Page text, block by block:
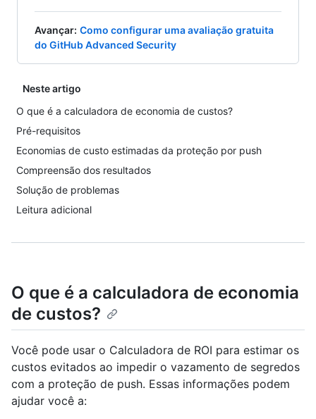
Avançar: Como configurar uma avaliação gratuita
do GitHub Advanced Security
Neste artigo
O que é a calculadora de economia de custos?
Pré-requisitos
Economias de custo estimadas da proteção por push
Compreensão dos resultados
Solução de problemas
Leitura adicional
O que é a calculadora de economia
de custos?
Você pode usar o Calculadora de ROI para estimar os
custos evitados ao impedir o vazamento de segredos
com a proteção de push. Essas informações podem
ajudar você a: